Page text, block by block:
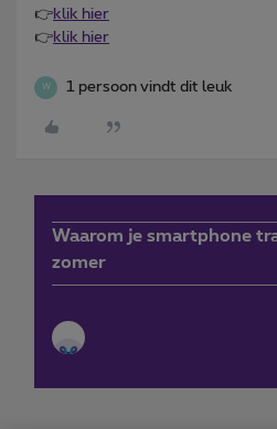
👉klik hier
👉klik hier
W 1 persoon vindt dit leuk
Waarom je smartphone
zomer